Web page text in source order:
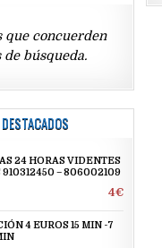
que concuerden
búsqueda.
24 HORAS VIDENTES
910312450 – 806002109
4€
4 EUROS 15 MIN -7